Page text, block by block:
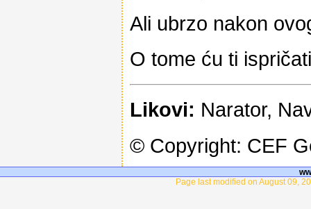
Ali ubrzo nakon
O tome ću ti
Likovi: Narator,
© Copyright: CEF
Page last modified on August 09,